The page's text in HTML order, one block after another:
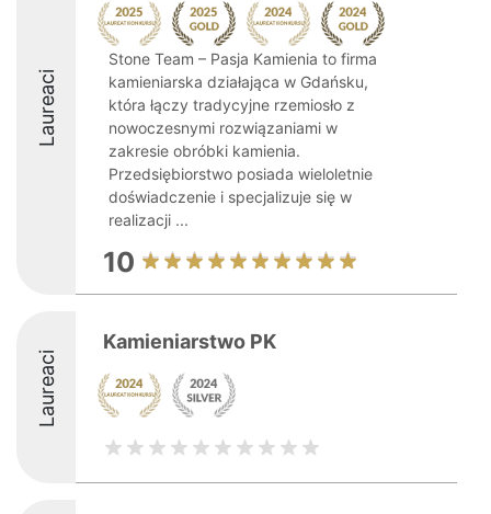
Laureaci
Stone Team – Pasja Kamienia to firma
kamieniarska działająca w Gdańsku,
która łączy tradycyjne rzemiosło z
nowoczesnymi rozwiązaniami w
zakresie obróbki kamienia.
Przedsiębiorstwo posiada wieloletnie
doświadczenie i specjalizuje się w
realizacji ...
10
Laureaci
Kamieniarstwo PK